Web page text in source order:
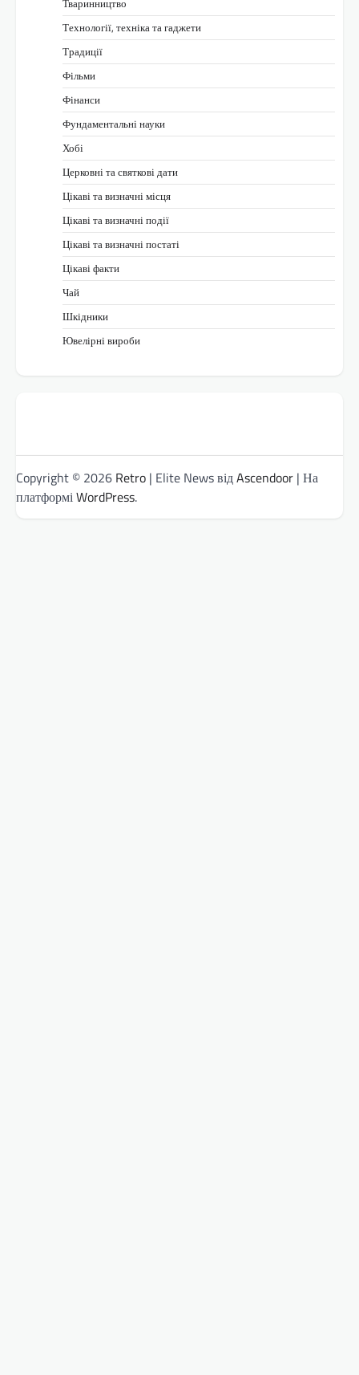
Технології, техніка та гаджети
Традиції
Фільми
Фінанси
Фундаментальні науки
Хобі
Церковні та святкові дати
Цікаві та визначні місця
Цікаві та визначні події
Цікаві та визначні постаті
Цікаві факти
Чай
Шкідники
Ювелірні вироби
Copyright © 2026 Retro | Elite News відAscendoor | На
платформіWordPress.